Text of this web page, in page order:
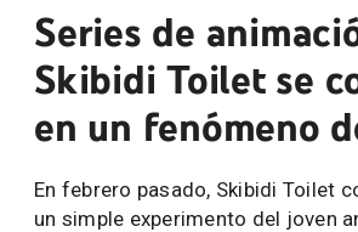
Series de
Skibidi Toilet se
en un fenómeno
En febrero pasado, Skibidi Toilet
un simple experimento del joven